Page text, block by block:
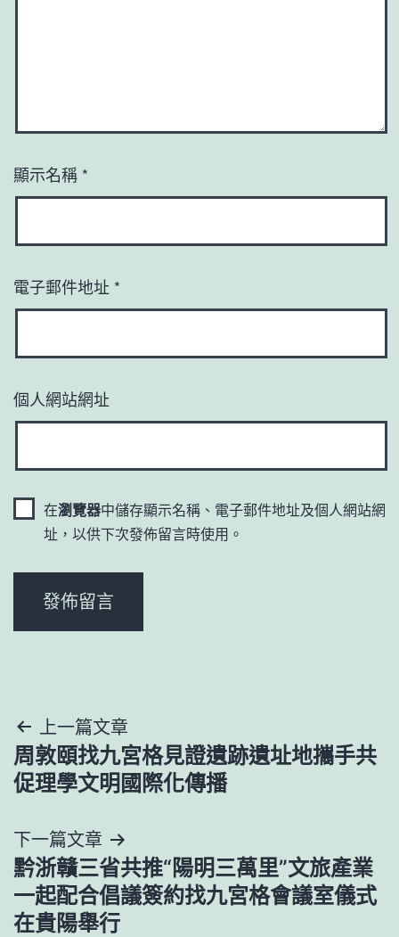
顯示名稱 *
電子郵件地址 *
個人網站網址
在瀏覽器中儲存顯示名稱、電子郵件地址及個人網站網
址，以供下次發佈留言時使用。
文
章
覽
上一篇文章
周敦頤找九宮格見證遺跡遺址地攜手共
促理學文明國際化傳播
下一篇文章
黔浙贛三省共推“陽明三萬里”文旅產業
一起配合倡議簽約找九宮格會議室儀式
在貴陽舉行